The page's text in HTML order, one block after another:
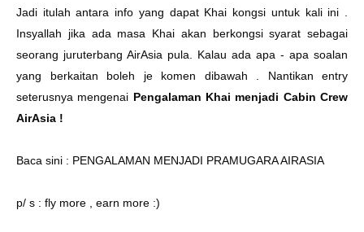
Jadi itulah antara info yang dapat Khai kongsi untuk kali ini .
Insyallah jika ada masa Khai akan berkongsi syarat sebagai
seorang juruterbang AirAsia pula. Kalau ada apa - apa soalan
yang berkaitan boleh je komen dibawah . Nantikan entry
seterusnya mengenai Pengalaman Khai menjadi Cabin Crew
AirAsia !
Baca sini : PENGALAMAN MENJADI PRAMUGARA AIRASIA
p/ s : fly more , earn more :)